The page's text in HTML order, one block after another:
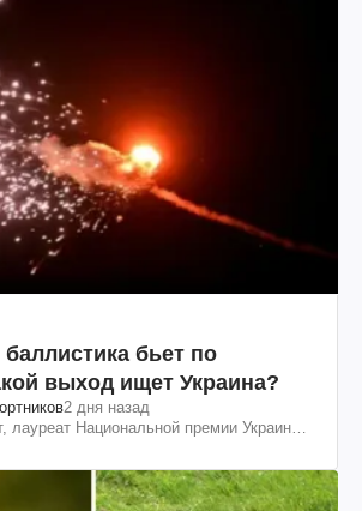
бьет по
выход ищет Украина?
2 дня назад
лауреат Национальной премии Украины